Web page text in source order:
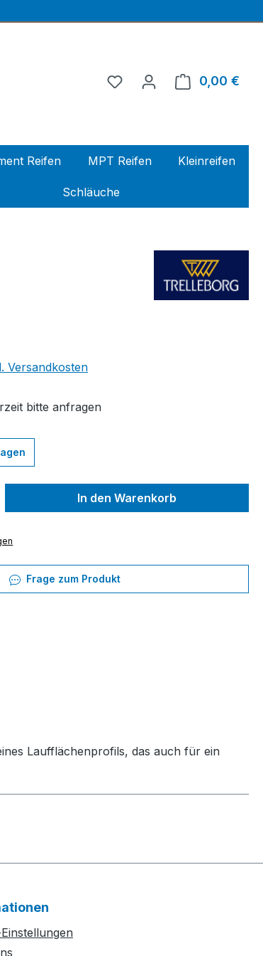
0,00 €
Reifen MPT Reifen Kleinreifen
Schläuche
Versandkosten
bitte anfragen
Gib den gewünschten Wert
In den Warenkorb
Frage zum Produkt
Laufflächenprofils, das auch für ein